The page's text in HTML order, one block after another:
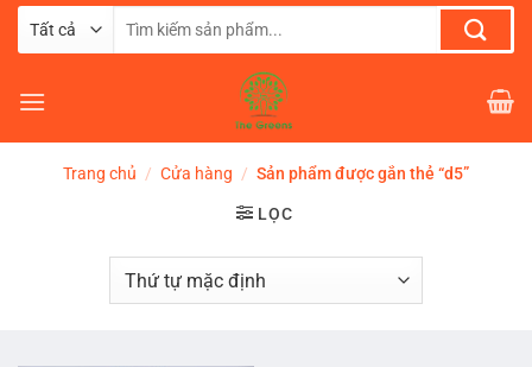
Chuyển
dung
Tìm
Trang chủ / Cửa hàng / Sản phẩm được gắn thẻ “d5”
LỌC